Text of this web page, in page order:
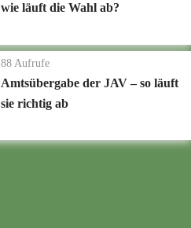
wie läuft die Wahl ab?
88 Aufrufe
Amtsübergabe der JAV – so läuft
sie richtig ab